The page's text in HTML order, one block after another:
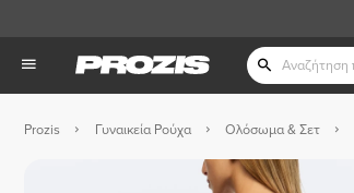
Prozis Γυναικεία Ρούχα Ολόσωμα & Σετ